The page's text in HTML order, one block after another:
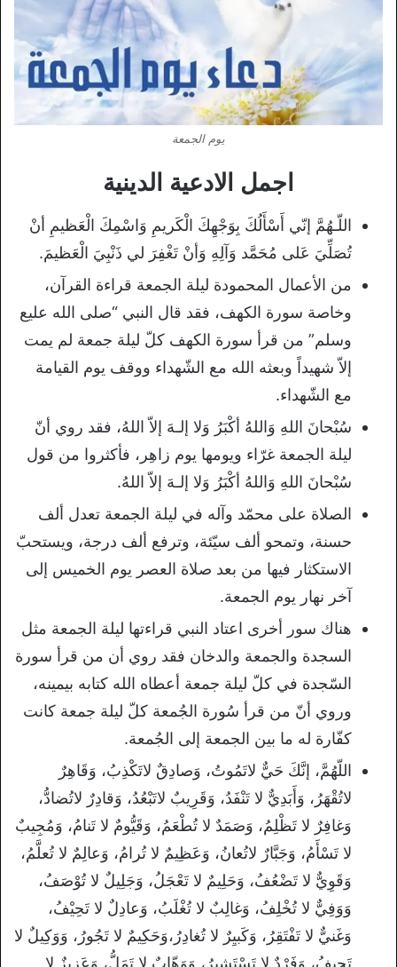
يوم الجمعة
اجمل الادعية الدينية
اللّـهُمَّ إنّي أَسْأَلُكَ بِوَجْهِكَ الْكَريمِ وَاسْمِكَ الْعَظيمِ أنْ
تُصَلِّيَ عَلى مُحَمَّد وَآلِهِ وَأنْ تَغْفِرَ لي ذَنْبِيَ الْعَظيمَ.
من الأعمال المحمودة ليلة الجمعة قراءة القرآن،
وخاصة سورة الكهف، فقد قال النبي “صلى الله عليع
وسلم” من قرأ سورة الكهف كلّ ليلة جمعة لم يمت
إلاّ شهيداً وبعثه الله مع الشّهداء ووقف يوم القيامة
مع الشّهداء.
سُبْحانَ اللهِ وَاللهُ أكْبَرُ وَلا إلـهَ إلاّ اللهُ، فقد روي أنّ
ليلة الجمعة غرّاء ويومها يوم زاهِر، فأكثروا من قول
سُبْحانَ اللهِ وَاللهُ أكْبَرُ وَلا إلـهَ إلاّ اللهُ.
الصلاة على محمّد وآله في ليلة الجمعة تعدل ألف
حسنة، وتمحو ألف سيّئة، وترفع ألف درجة، ويستحبّ
الاستكثار فيها من بعد صلاة العصر يوم الخميس إلى
آخر نهار يوم الجمعة.
هناك سور أخرى اعتاد النبي قراءتها ليلة الجمعة مثل
السجدة والجمعة والدخان فقد روي أن من قرأ سورة
السّجدة في كلّ ليلة جمعة أعطاه الله كتابه بيمينه،
وروي أنّ من قرأ سُورة الجُمعة كلّ ليلة جمعة كانت
كفّارة له ما بين الجمعة إلى الجُمعة.
اللّهُمَّ، إنَّكَ حَيٌّ لاتَمُوتُ، وَصادِقٌ لاتَكْذِبُ، وَقَاهِرٌ
لاتُقْهَرُ، وَأَبَدِيٌّ لا تَنْفَدُ، وَقَرِيبٌ لاتَبْعُدُ، وَقادِرٌ لاتُضادُّ،
وَغافِرٌ لا تَظْلِمُ، وَصَمَدٌ لا تُطْعَمُ، وَقَيُّومٌ لا تَنامُ، وَمُجِيبٌ
لا تَسْأَمُ، وَجَبَّارٌ لاتُعانُ، وَعَظِيمٌ لا تُرامُ، وَعالِمٌ لا تُعلَّمُ،
وَقَوِيٌّ لا تَضْعُفُ، وَحَلِيمٌ لا تَعْجَلُ، وَجَلِيلٌ لا تُوْصَفُ،
وَوَفِيٌّ لا تُخْلِفُ، وَغالِبٌ لا تُغْلَبُ، وَعادِلٌ لا تَحِيْفُ،
وَغَنيٌّ لا تَفْتَقِرُ، وَكَبيِرٌ لا تُغادِرُ،وَحَكِيمٌ لا تَجُورُ، وَوَكِيلٌ لا
تَحِيفُ، وَفَرْدٌ لا تَسْتَشيرُ، وَوَهّابٌ لا تَمَلُّ، وَعَزِيزٌ لا